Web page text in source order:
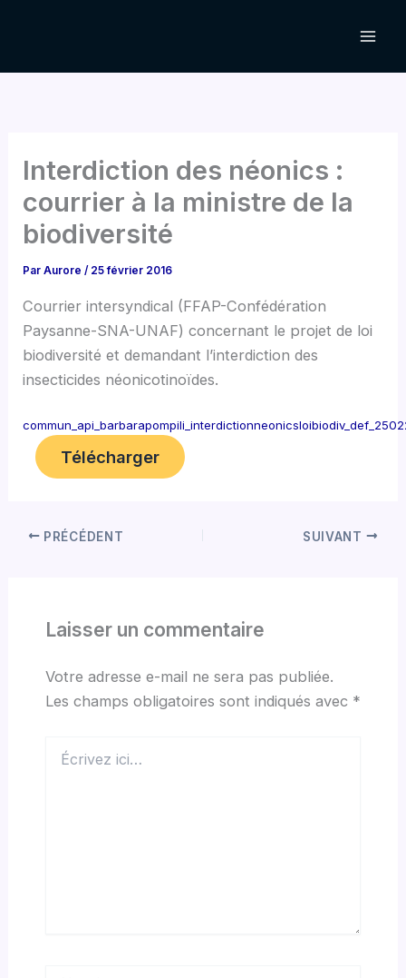
Interdiction des néonics :
courrier à la ministre de la
biodiversité
ParAurore/ 25 février 2016
Courrier intersyndical (FFAP-Confédération
Paysanne-SNA-UNAF) concernant le projet de loi
biodiversité et demandant l’interdiction des
insecticides néonicotinoïdes.
Télécharger
PRÉCÉDENT SUIVANT
Laisser un commentaire
Votre adresse e-mail ne sera pas publiée.
Les champs obligatoires sont indiqués avec *
ici…